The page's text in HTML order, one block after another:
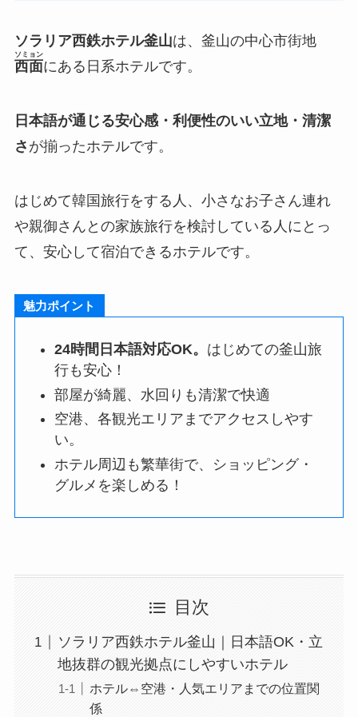
ソラリア西鉄ホテル釜山は、釜山の中心市街地
西面
ソミョン
にある日系ホテルです。
日本語が通じる安心感・利便性のいい立地・清潔
さ が揃ったホテルです。
はじめて韓国旅行をする人、小さなお子さん連れ
や親御さんとの家族旅行を検討している人にとっ
て、安心して宿泊できるホテルです。
魅力ポイント
24時間日本語対応OK。 はじめての釜山旅
行も安心！
部屋が綺麗、水回りも清潔で快適
空港、各観光エリアまでアクセスしやす
い。
ホテル周辺も繁華街で、ショッピング・
グルメを楽しめる！
目次
ソラリア西鉄ホテル釜山｜日本語OK・立
地抜群の観光拠点にしやすいホテル
ホテル⇔空港・人気エリアまでの位置関
係